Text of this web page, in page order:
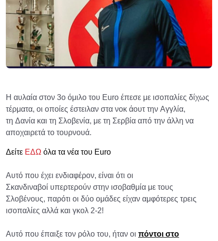
Η αυλαία στον 3ο όμιλο του Euro έπεσε με ισοπαλίες δίχως
τέρματα, οι οποίες έστειλαν στα νοκ άουτ την Αγγλία,
τη Δανία και τη Σλοβενία, με τη Σερβία από την άλλη να
αποχαιρετά το τουρνουά.
Δείτε ΕΔΩ όλα τα νέα του Euro
Αυτό που έχει ενδιαφέρον, είναι ότι οι
Σκανδιναβοί υπερτερούν στην ισοβαθμία με τους
Σλοβένους, παρότι οι δύο ομάδες είχαν αμφότερες τρεις
ισοπαλίες αλλά και γκολ 2-2!
Αυτό που έπαιξε τον ρόλο του, ήταν οι πόντοι στο